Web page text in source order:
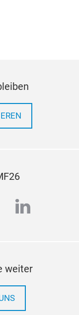
linkedin
weiter